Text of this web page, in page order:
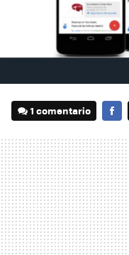
1 comentario